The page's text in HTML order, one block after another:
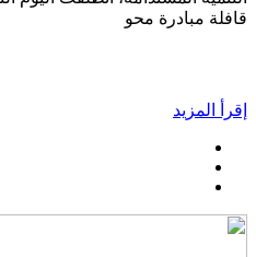
قافلة مبادرة محو
إقرأ المزيد